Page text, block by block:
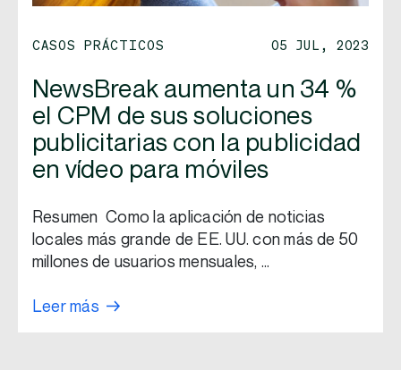
CASOS PRÁCTICOS 05 JUL, 2023
NewsBreak aumenta un 34 %
el CPM de sus soluciones
publicitarias con la publicidad
en vídeo para móviles
Resumen Como la aplicación de noticias
locales más grande de EE. UU. con más de 50
millones de usuarios mensuales, …
Leer más